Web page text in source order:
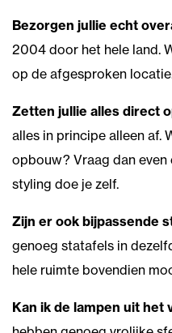
Bezorgen jullie echt
2004 door het hele land.
op de afgesproken
Zetten jullie alles direct
alles in principe alleen af.
opbouw? Vraag dan
styling doe je zelf.
Zijn er ook bijpassende
genoeg statafels in
hele ruimte bovendien
Kan ik de lampen uit het